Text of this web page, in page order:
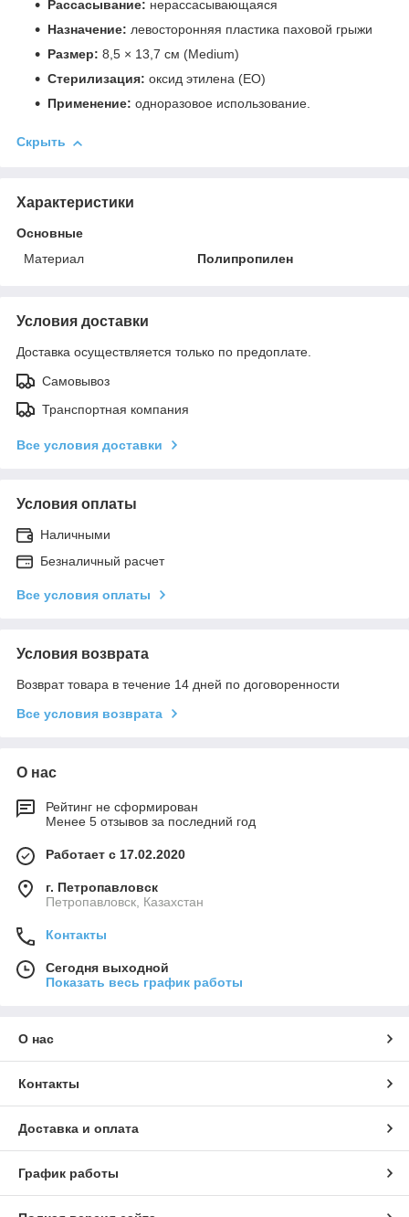
Рассасывание: нерассасывающаяся
Назначение: левосторонняя пластика паховой грыжи
Размер: 8,5 × 13,7 см (Medium)
Стерилизация: оксид этилена (EO)
Применение: одноразовое использование.
Скрыть
Характеристики
Основные
Материал
Полипропилен
Условия доставки
Доставка осуществляется только по предоплате.
Самовывоз
Транспортная компания
Все условия доставки
Условия оплаты
Наличными
Безналичный расчет
Все условия оплаты
Условия возврата
Возврат товара в течение 14 дней по договоренности
Все условия возврата
О нас
Рейтинг не сформирован
Менее 5 отзывов за последний год
Работает с 17.02.2020
г. Петропавловск
Петропавловск, Казахстан
Контакты
Сегодня выходной
Показать весь график работы
О нас
Контакты
Доставка и оплата
График работы